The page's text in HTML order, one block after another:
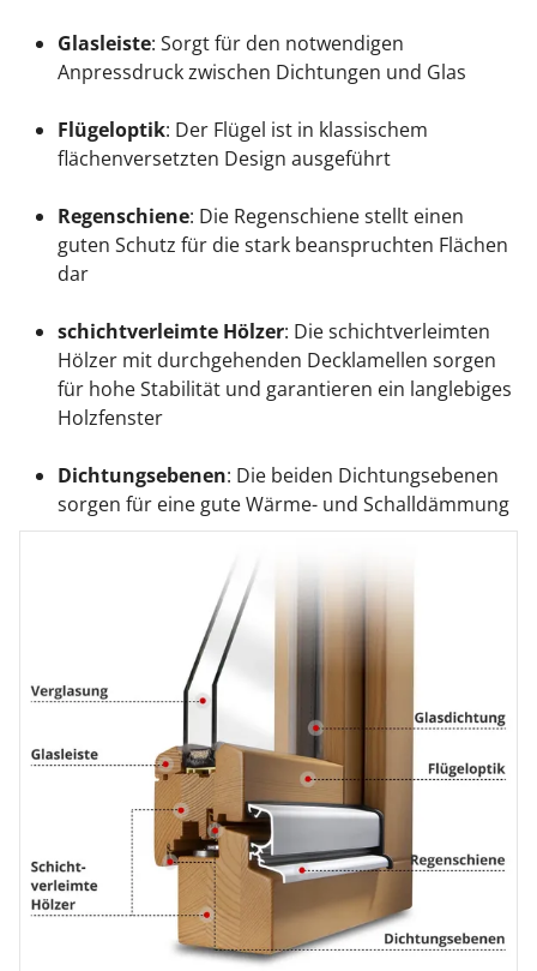
Glasleiste: Sorgt für den notwendigen
Anpressdruck zwischen Dichtungen und Glas
Flügeloptik: Der Flügel ist in klassischem
flächenversetzten Design ausgeführt
Regenschiene: Die Regenschiene stellt einen
guten Schutz für die stark beanspruchten Flächen
dar
schichtverleimte Hölzer: Die schichtverleimten
Hölzer mit durchgehenden Decklamellen sorgen
für hohe Stabilität und garantieren ein langlebiges
Holzfenster
Dichtungsebenen: Die beiden Dichtungsebenen
sorgen für eine gute Wärme- und Schalldämmung